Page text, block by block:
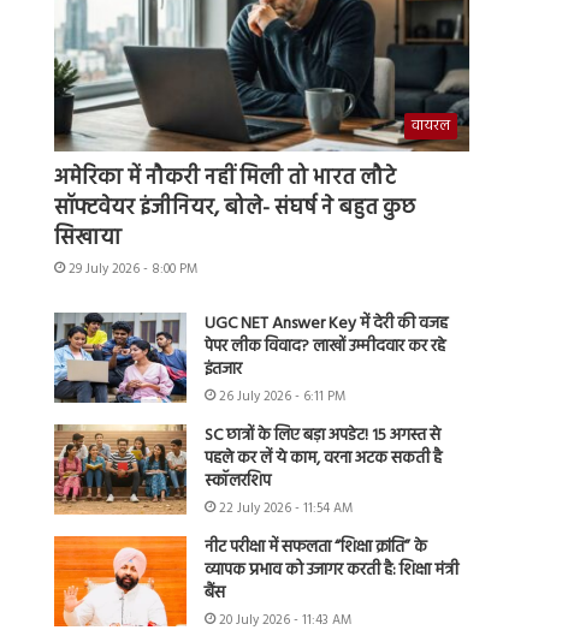
वायरल
अमेरिका में नौकरी नहीं मिली तो भारत लौटे
सॉफ्टवेयर इंजीनियर, बोले- संघर्ष ने बहुत कुछ
सिखाया
29 July 2026 - 8:00 PM
UGC NET Answer Key में देरी की वजह
पेपर लीक विवाद? लाखों उम्मीदवार कर रहे
इंतजार
26 July 2026 - 6:11 PM
SC छात्रों के लिए बड़ा अपडेट! 15 अगस्त से
पहले कर लें ये काम, वरना अटक सकती है
स्कॉलरशिप
22 July 2026 - 11:54 AM
नीट परीक्षा में सफलता “शिक्षा क्रांति” के
व्यापक प्रभाव को उजागर करती है: शिक्षा मंत्री
बैंस
20 July 2026 - 11:43 AM